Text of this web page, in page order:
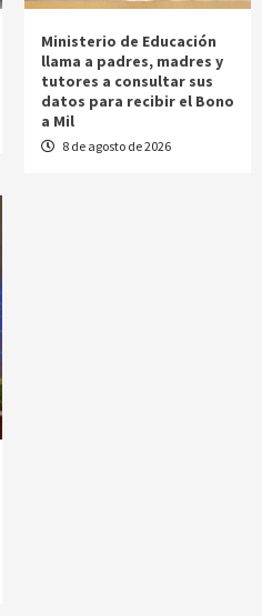
Ministerio de Educación
llama a padres, madres y
tutores a consultar sus
datos para recibir el Bono
a Mil
8 de agosto de 2026